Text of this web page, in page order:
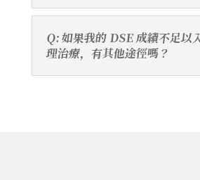
Q: 如果我的 DSE 成績不足以
理治療，有其他途徑嗎？